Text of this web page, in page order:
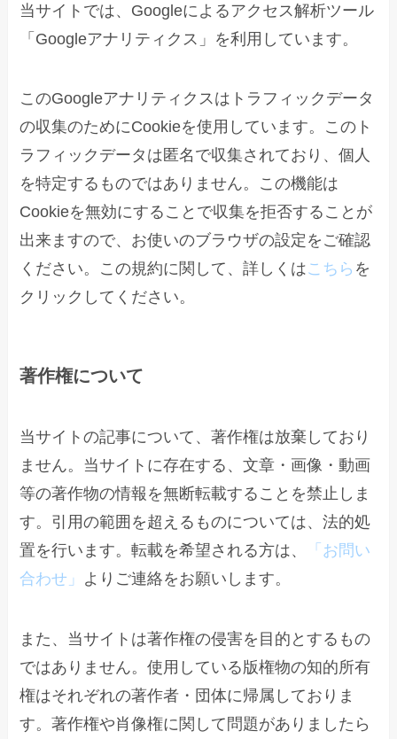
当サイトでは、Googleによるアクセス解析ツール
「Googleアナリティクス」を利用しています。
このGoogleアナリティクスはトラフィックデータ
の収集のためにCookieを使用しています。このト
ラフィックデータは匿名で収集されており、個人
を特定するものではありません。この機能は
Cookieを無効にすることで収集を拒否することが
出来ますので、お使いのブラウザの設定をご確認
ください。この規約に関して、詳しくはこちら を
クリックしてください。
著作権について
当サイトの記事について、著作権は放棄しており
ません。当サイトに存在する、文章・画像・動画
等の著作物の情報を無断転載することを禁止しま
す。引用の範囲を超えるものについては、法的処
置を行います。転載を希望される方は、
「お問い
合わせ」 よりご連絡をお願いします。
また、当サイトは著作権の侵害を目的とするもの
ではありません。使用している版権物の知的所有
権はそれぞれの著作者・団体に帰属しておりま
す。著作権や肖像権に関して問題がありましたら